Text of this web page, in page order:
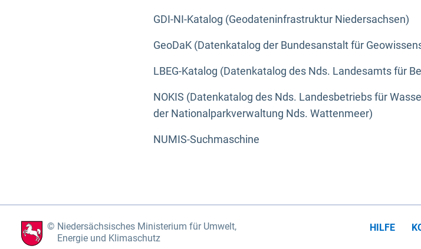
GDI-NI-Katalog (Geodateninfrastruktur Niedersachsen)
GeoDaK (Datenkatalog der Bundesanstalt für
LBEG-Katalog (Datenkatalog des Nds. Landesamts für
NOKIS (Datenkatalog des Nds. Landesbetriebs für
der Nationalparkverwaltung Nds. Wattenmeer)
NUMIS-Suchmaschine
Niedersächsisches Ministerium für Umwelt,
Energie und Klimaschutz
HILFE